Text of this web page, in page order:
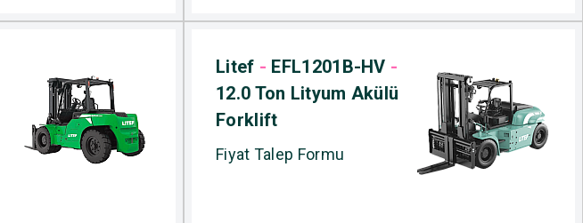
Litef - EFL1201B-HV -
12.0 Ton Lityum Akülü
Forklift
Fiyat Talep Formu